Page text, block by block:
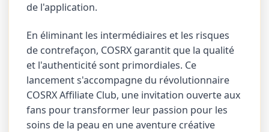
de l'application.
En éliminant les intermédiaires et les risques
de contrefaçon, COSRX garantit que la qualité
et l'authenticité sont primordiales. Ce
lancement s'accompagne du révolutionnaire
COSRX Affiliate Club, une invitation ouverte aux
fans pour transformer leur passion pour les
soins de la peau en une aventure créative